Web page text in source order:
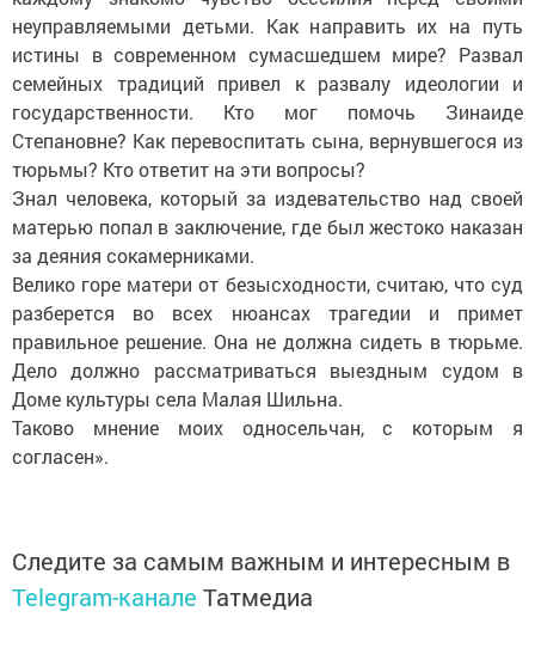
неуправляемыми детьми. Как направить их на путь
истины в современном сумасшедшем мире? Развал
семейных традиций привел к развалу идеологии и
государственности. Кто мог помочь Зинаиде
Степановне? Как перевоспитать сына, вернувшегося из
тюрьмы? Кто ответит на эти вопросы?
Знал человека, который за издевательство над своей
матерью попал в заключение, где был жестоко наказан
за деяния сокамерниками.
Велико горе матери от безысходности, считаю, что суд
разберется во всех нюансах трагедии и примет
правильное решение. Она не должна сидеть в тюрьме.
Дело должно рассматриваться выездным судом в
Доме культуры села Малая Шильна.
Таково мнение моих односельчан, с которым я
согласен».
Следите за самым важным и интересным в
Telegram-канале Татмедиа